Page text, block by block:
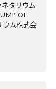
タリウム
OF
ウム株式会